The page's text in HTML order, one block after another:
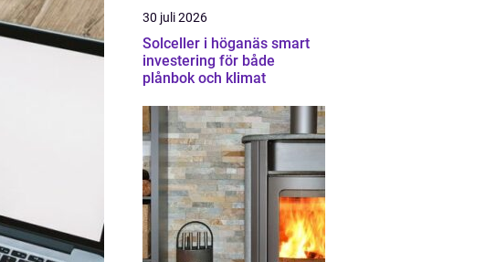
30 juli 2026
Solceller i höganäs smart
investering för både
plånbok och klimat